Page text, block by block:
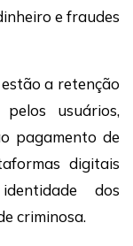
e fraudes
a retenção
usuários,
pagamento de
digitais
dos
criminosa.